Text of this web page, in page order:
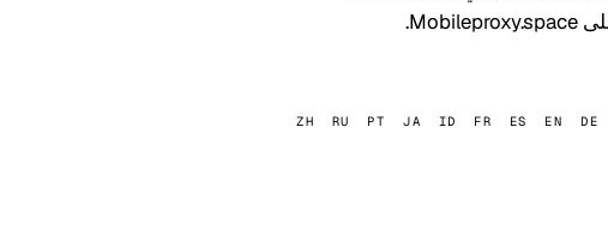
DE
EN
ES
FR
ID
JA
PT
RU
ZH